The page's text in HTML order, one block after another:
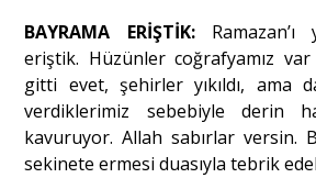
BAYRAMA ERİŞTİK:Ramazan’ı
eriştik. Hüzünler coğrafyamız
gitti evet, şehirler yıkıldı, ama
verdiklerimiz sebebiyle derin
kavuruyor. Allah sabırlar versin.
sekinete ermesi duasıyla tebrik